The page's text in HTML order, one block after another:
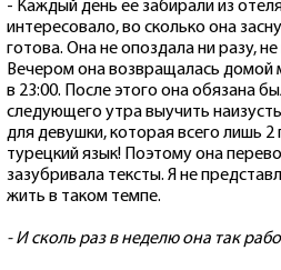
- Каждый день ее забирали из
интересовало, во сколько она
готова. Она не опоздала ни разу,
Вечером она возвращалась домой
в 23:00. После этого она обязана
следующего утра выучить
для девушки, которая всего лишь 2
турецкий язык! Поэтому она
зазубривала тексты. Я не
жить в таком темпе.
- И сколь раз в неделю она так